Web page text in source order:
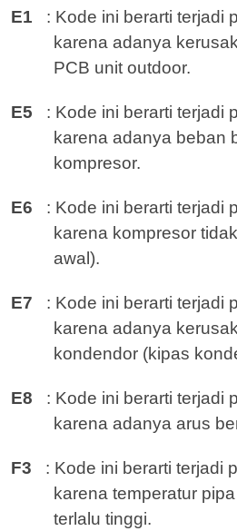
E1
: Kode ini berarti terjadi
karena adanya
PCB unit outdoor.
E5
: Kode ini berarti terjadi
karena adanya beban
kompresor.
E6
: Kode ini berarti terjadi
karena kompresor
awal).
E7
: Kode ini berarti terjadi
karena adanya
kondendor (kipas
E8
: Kode ini berarti terjadi
karena adanya arus
F3
: Kode ini berarti terjadi
karena temperatur
terlalu tinggi.